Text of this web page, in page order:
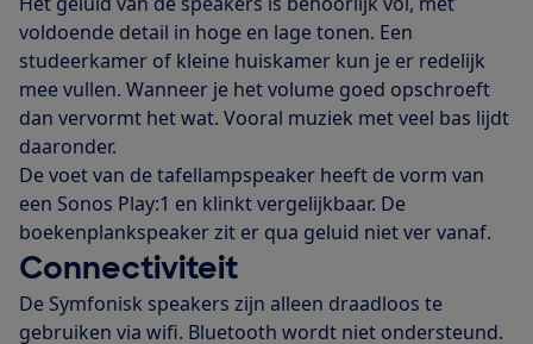
voldoende detail in hoge en lage tonen. Een
studeerkamer of kleine huiskamer kun je er redelijk
mee vullen. Wanneer je het volume goed opschroeft
dan vervormt het wat. Vooral muziek met veel bas lijdt
daaronder.
De voet van de tafellampspeaker heeft de vorm van
een Sonos Play:1 en klinkt vergelijkbaar. De
boekenplankspeaker zit er qua geluid niet ver vanaf.
Connectiviteit
De Symfonisk speakers zijn alleen draadloos te
gebruiken via wifi. Bluetooth wordt niet ondersteund.